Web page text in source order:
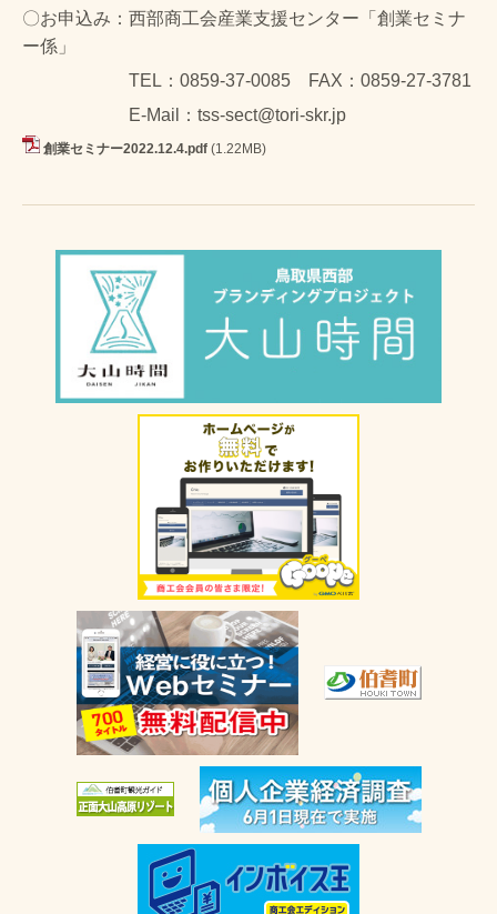
〇お申込み：西部商工会産業支援センター「創業セミナ
ー係」
TEL：0859-37-0085 FAX：0859-27-3781
E-Mail：tss-sect@tori-skr.jp
創業セミナー2022.12.4.pdf (1.22MB)